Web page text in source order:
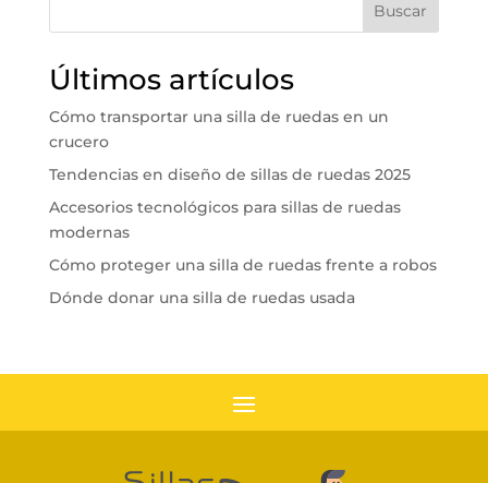
Buscar
Últimos artículos
Cómo transportar una silla de ruedas en un
crucero
Tendencias en diseño de sillas de ruedas 2025
Accesorios tecnológicos para sillas de ruedas
modernas
Cómo proteger una silla de ruedas frente a robos
Dónde donar una silla de ruedas usada